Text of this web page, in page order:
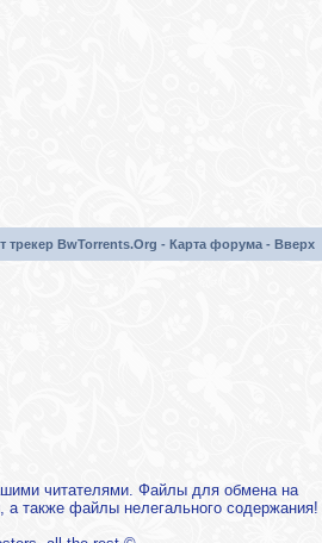
трекер BwTorrents.Org - Карта форума - Вверх
читателями. Файлы для обмена на
а также файлы нелегального содержания!